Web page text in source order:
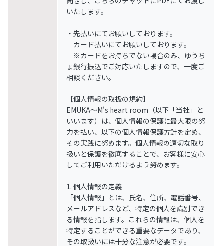
いたします。
・先払いにてお願いしております。
カード払いにてお願いしております。
※カードをお持ちでない場合のみ、ゆうち
ょ銀行振込でご対応いたしますので、一度ご
相談ください。
【個人情報の取扱の規約】
EMUKA～M's heart room（以下「当社」と
いいます）は、個人情報の保護に最大限の努
力を払い、以下の個人情報保護方針を定め、
その実践に努めます。個人情報の適切な取り
扱いと保護を徹底することで、お客様に安心
してご利用いただけるよう努めます。
1. 個人情報の定義
「個人情報」とは、氏名、住所、電話番号、
メールアドレスなど、特定の個人を識別でき
る情報を指します。これらの情報は、個人を
特定することができる重要なデータであり、
その取扱いには十分な注意が必要です。